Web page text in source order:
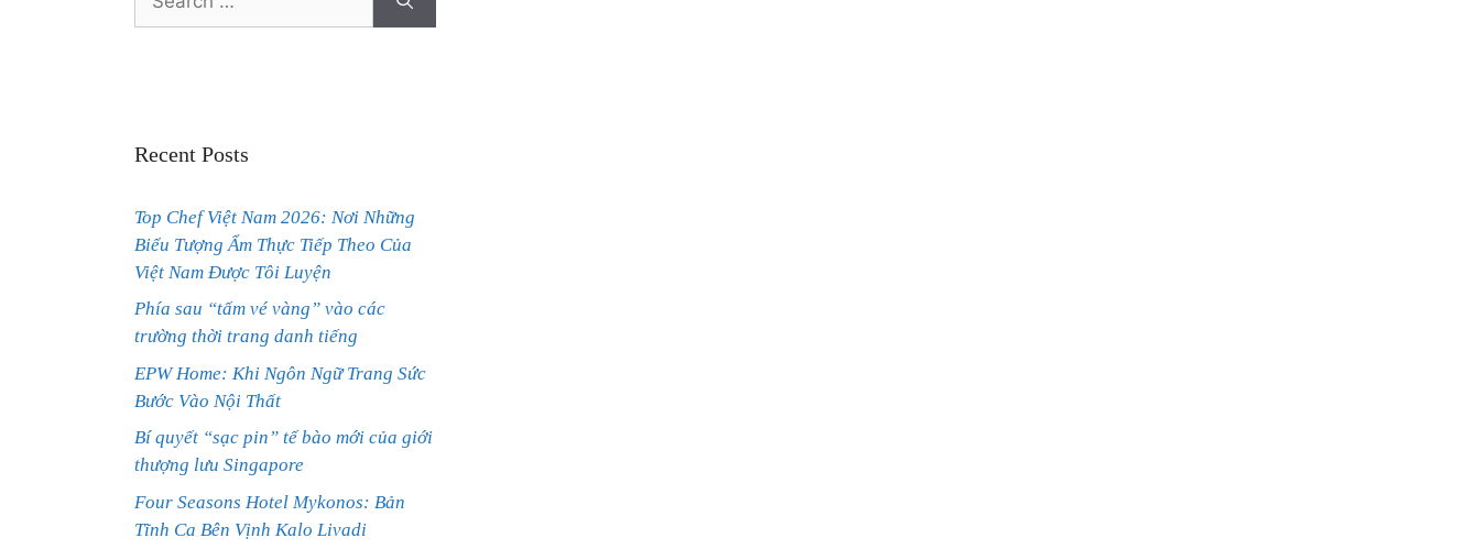
for:
Recent Posts
Top Chef Việt Nam 2026: Nơi Những
Biểu Tượng Ẩm Thực Tiếp Theo Của
Việt Nam Được Tôi Luyện
Phía sau “tấm vé vàng” vào các
trường thời trang danh tiếng
EPW Home: Khi Ngôn Ngữ Trang Sức
Bước Vào Nội Thất
Bí quyết “sạc pin” tế bào mới của giới
thượng lưu Singapore
Four Seasons Hotel Mykonos: Bản
Tĩnh Ca Bên Vịnh Kalo Livadi